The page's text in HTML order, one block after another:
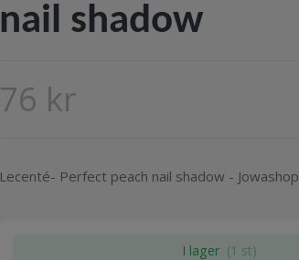
nail shadow
76 kr
Lecenté- Perfect peach nail shadow - Jowashop
I lager (1 st)